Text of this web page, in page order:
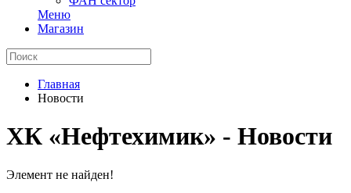
Меню
Магазин
Главная
Новости
ХК «Нефтехимик» - Новости
Элемент не найден!